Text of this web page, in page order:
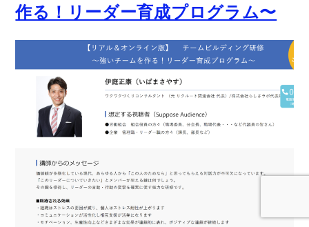
作る！リーダー育成プログラム〜